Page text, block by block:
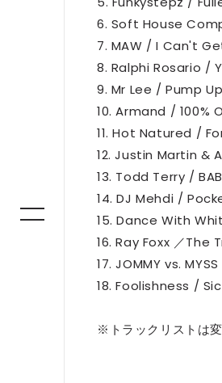
6. Soft House
7. MAW / I Can't
8. Ralphi Rosario /
9. Mr Lee / Pump
10. Armand / 100%
11. Hot Natured /
12. Justin Martin &
13. Todd Terry /
14. DJ Mehdi /
15. Dance With
16. Ray Foxx ／The
17. JOMMY vs.
18. Foolishness /
※トラックリストは